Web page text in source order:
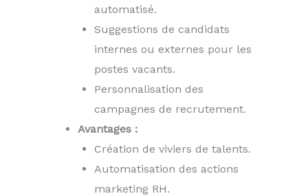
automatisé.
Suggestions de candidats
internes ou externes pour les
postes vacants.
Personnalisation des
campagnes de recrutement.
Avantages :
Création de viviers de talents.
Automatisation des actions
marketing RH.